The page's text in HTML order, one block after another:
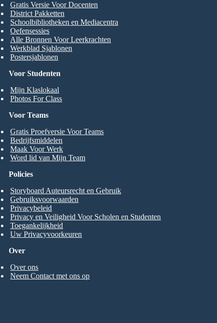
Voor Studenten
Mijn Klaslokaal
Photos For Class
Gratis Versie Voor Docenten
District Pakketten
Schoolbibliotheken en Mediacentra
Oefensessies
Alle Bronnen Voor Leerkrachten
Werkblad Sjablonen
Postersjablonen
Voor Teams
Gratis Proefversie Voor Teams
Bedrijfsmiddelen
Maak Voor Werk
Word lid van Mijn Team
Over
Over ons
Neem Contact met ons op
Policies
Storyboard Auteursrecht en Gebruik
Gebruiksvoorwaarden
Privacybeleid
Privacy en Veiligheid Voor Scholen en Studenten
Toegankelijkheid
Uw Privacyvoorkeuren